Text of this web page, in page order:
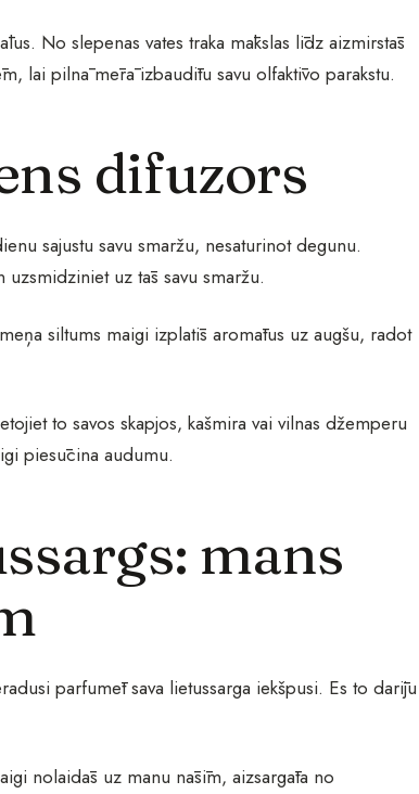
No slepenas vates traka mākslas līdz aizmirstās
lai pilnā mērā izbaudītu savu olfaktīvo parakstu.
difuzors
sajustu savu smaržu, nesaturinot degunu.
uz tās savu smaržu.
siltums maigi izplatīs aromātus uz augšu, radot
to savos skapjos, kašmira vai vilnas džemperu
piesūcina audumu.
mans
parfumēt sava lietussarga iekšpusi. Es to darīju
nolaidās uz manu nāsīm, aizsargāta no